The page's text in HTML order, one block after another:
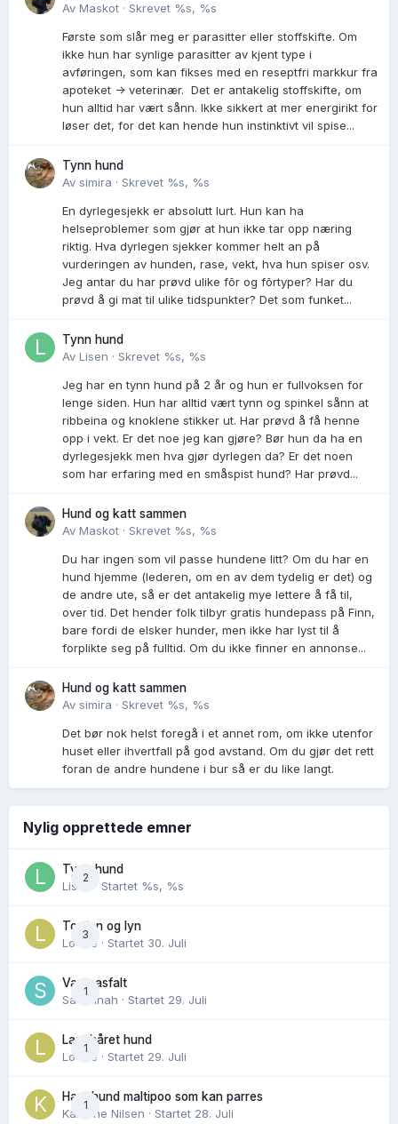
Av Maskot · Skrevet %s, %s
Første som slår meg er parasitter eller stoffskifte. Om
ikke hun har synlige parasitter av kjent type i
avføringen, som kan fikses med en reseptfri markkur fra
apoteket -> veterinær. Det er antakelig stoffskifte, om
hun alltid har vært sånn. Ikke sikkert at mer energirikt for
løser det, for det kan hende hun instinktivt vil spise...
Tynn hund
Av simira · Skrevet %s, %s
En dyrlegesjekk er absolutt lurt. Hun kan ha
helseproblemer som gjør at hun ikke tar opp næring
riktig. Hva dyrlegen sjekker kommer helt an på
vurderingen av hunden, rase, vekt, hva hun spiser osv.
Jeg antar du har prøvd ulike fõr og fõrtyper? Har du
prøvd å gi mat til ulike tidspunkter? Det som funket...
Tynn hund
Av Lisen · Skrevet %s, %s
Jeg har en tynn hund på 2 år og hun er fullvoksen for
lenge siden. Hun har alltid vært tynn og spinkel sånn at
ribbeina og knoklene stikker ut. Har prøvd å få henne
opp i vekt. Er det noe jeg kan gjøre? Bør hun da ha en
dyrlegesjekk men hva gjør dyrlegen da? Er det noen
som har erfaring med en småspist hund? Har prøvd...
Hund og katt sammen
Av Maskot · Skrevet %s, %s
Du har ingen som vil passe hundene litt? Om du har en
hund hjemme (lederen, om en av dem tydelig er det) og
de andre ute, så er det antakelig mye lettere å få til,
over tid. Det hender folk tilbyr gratis hundepass på Finn,
bare fordi de elsker hunder, men ikke har lyst til å
forplikte seg på fulltid. Om du ikke finner en annonse...
Hund og katt sammen
Av simira · Skrevet %s, %s
Det bør nok helst foregå i et annet rom, om ikke utenfor
huset eller ihvertfall på god avstand. Om du gjør det rett
foran de andre hundene i bur så er du like langt.
Nylig opprettede emner
2
Tynn hund
Lisen · Startet %s, %s
3
Torden og lyn
Lovise · Startet 30. Juli
1
Varm asfalt
Savannah · Startet 29. Juli
1
Langhåret hund
Lovise · Startet 29. Juli
1
Hannhund maltipoo som kan parres
Karoline Nilsen · Startet 28. Juli